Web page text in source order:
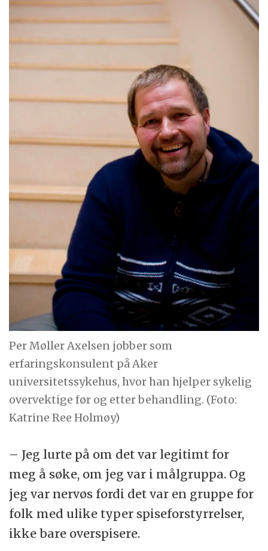
Per Møller Axelsen jobber som
erfaringskonsulent på Aker
universitetssykehus, hvor han hjelper sykelig
overvektige før og etter behandling. (Foto:
Katrine Ree Holmøy)
– Jeg lurte på om det var legitimt for
meg å søke, om jeg var i målgruppa. Og
jeg var nervøs fordi det var en gruppe for
folk med ulike typer spiseforstyrrelser,
ikke bare overspisere.